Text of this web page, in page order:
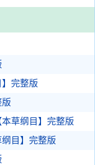
完整版
草纲目】完整版
目】完整版